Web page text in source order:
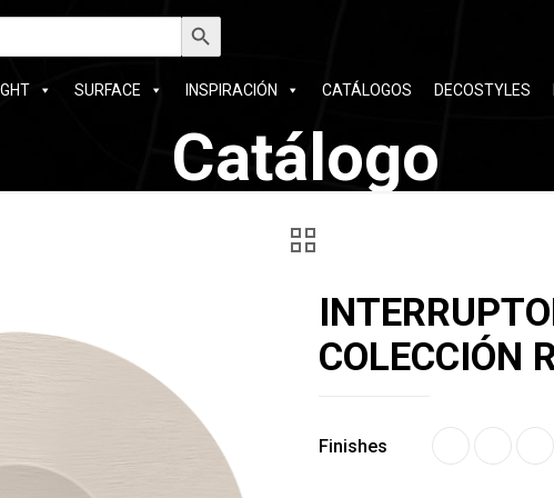
Buscar:
Botón de búsqueda
SURFACE INSPIRACIÓN CATÁLOGOS DECOSTYLES
Catálogo
COLECCIÓN
Finishes